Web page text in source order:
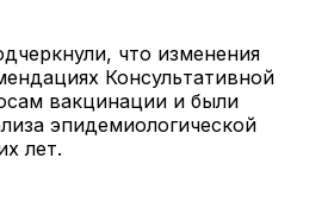
что изменения
Консультативной
вакцинации и были
эпидемиологической
лет.